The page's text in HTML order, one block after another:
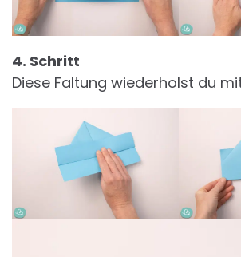
4. Schritt
Diese Faltung wiederholst du